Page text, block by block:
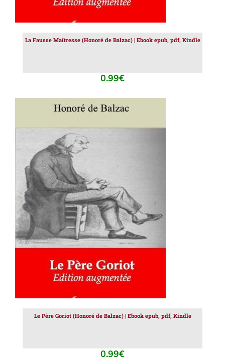
La Fausse Maîtresse (Honoré de Balzac) | Ebook epub, pdf, Kindle
0.99€
AJOUTER AU PANIER / DÉTAILS
Le Père Goriot (Honoré de Balzac) | Ebook epub, pdf, Kindle
0.99€